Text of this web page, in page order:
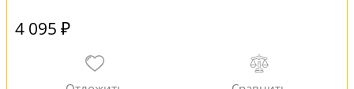
4 095 ₽